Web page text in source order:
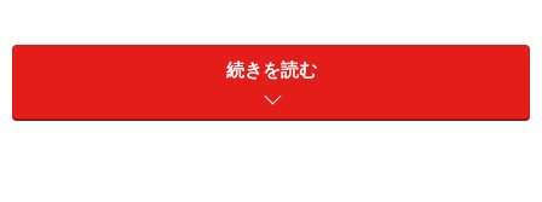
的な優待内容から同社優待の人気は高く、優待権利確定
日に近づくほど投資家の注目を浴び、買いが入りやすい
続きを読む